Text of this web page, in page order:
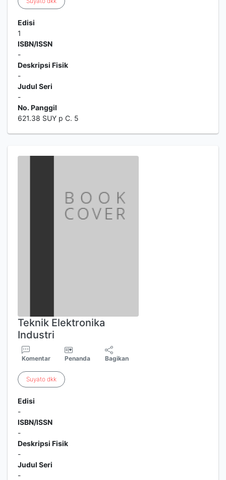
Edisi
1
ISBN/ISSN
-
Deskripsi Fisik
-
Judul Seri
-
No. Panggil
621.38 SUY p C. 5
Teknik Elektronika
Industri
Komentar Penanda Bagikan
Suyato dkk
Edisi
-
ISBN/ISSN
-
Deskripsi Fisik
-
Judul Seri
-